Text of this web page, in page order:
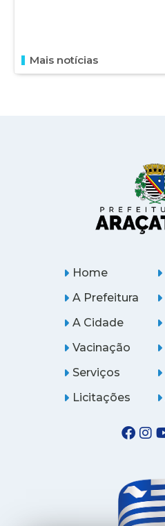
Mais notícias
Home
A Prefeitura
A Cidade
Vacinação
Serviços
Licitações